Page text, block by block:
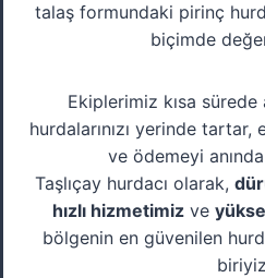
talaş formundaki pirinç
biçimde
Ekiplerimiz kısa
hurdalarınızı yerinde
ve ödemeyi
Taşlıçay hurdacı olarak,
hızlı hizmetimizve
bölgenin en güvenilen